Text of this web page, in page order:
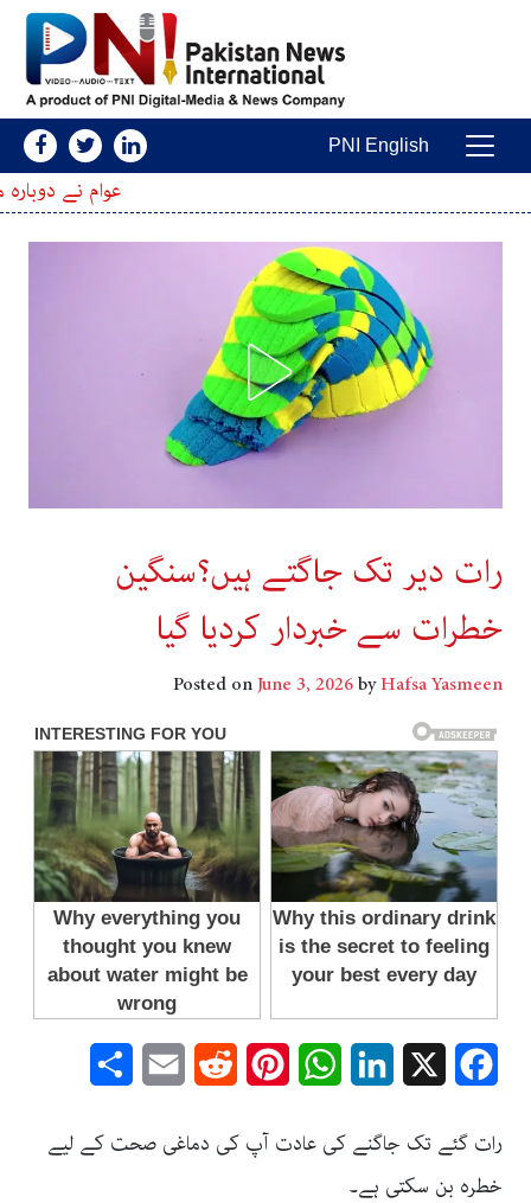
Main Navigation
PNI English
عوام نے دوبارہ موقع دیا تو حویلی
رات دیر تک جاگتے ہیں؟سنگین
خطرات سے خبردار کردیا گیا
Posted onJune 3, 2026byHafsa Yasmeen
Facebook
LinkedIn
WhatsApp
Pinterest
Reddit
Email
رات گئے تک جاگنے کی عادت آپ کی دماغی صحت کے لیے
خطرہ بن سکتی ہے۔